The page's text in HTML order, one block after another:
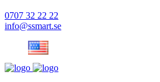
0707 32 22 22
info@ssmart.se